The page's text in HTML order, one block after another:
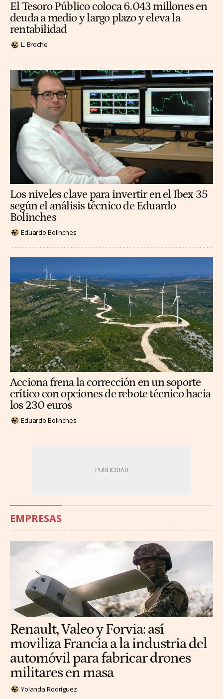
El Tesoro Público coloca 6.043 millones en
deuda a medio y largo plazo y eleva la
rentabilidad
L. Broche
Los niveles clave para invertir en el Ibex 35
según el análisis técnico de Eduardo
Bolinches
Eduardo Bolinches
Acciona frena la corrección en un soporte
crítico con opciones de rebote técnico hacia
los 230 euros
Eduardo Bolinches
EMPRESAS
Renault, Valeo y Forvia: así
moviliza Francia a la industria del
automóvil para fabricar drones
militares en masa
Yolanda Rodríguez